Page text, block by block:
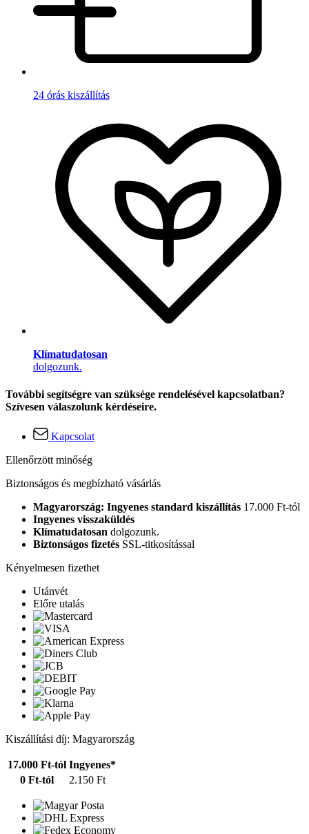
24 órás kiszállítás
Klímatudatosan
dolgozunk.
További segítségre van szüksége rendelésével kapcsolatban?
Szívesen válaszolunk kérdéseire.
Kapcsolat
Ellenőrzött minőség
Biztonságos és megbízható vásárlás
Magyarország: Ingyenes standard kiszállítás 17.000 Ft-tól
Ingyenes visszaküldés
Klímatudatosan dolgozunk.
Biztonságos fizetés SSL-titkosítással
Kényelmesen fizethet
Utánvét
Előre utalás
Kiszállítási díj: Magyarország
17.000 Ft-tól Ingyenes*
0 Ft-tól
2.150 Ft